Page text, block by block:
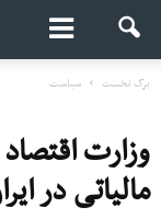
برگ نخست سیاست
مالیاتی در